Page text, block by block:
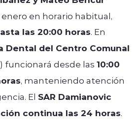
en horario habitual,
las 20:00 horas. En
Dental del Centro Comunal
funcionará desde las 10:00
, manteniendo atención
El SAR Damianovic
continua las 24 horas.